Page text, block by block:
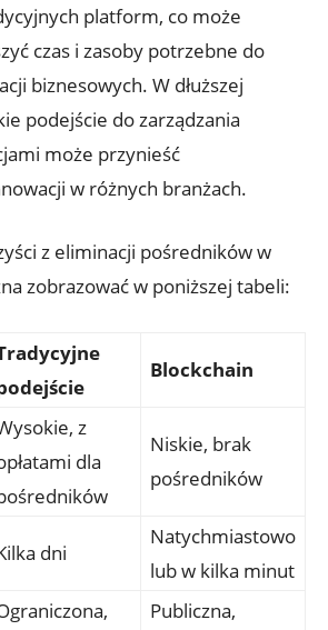
platform, ⁤co może
czas i zasoby ⁣potrzebne do
biznesowych. W‌ dłuższej⁢
podejście do⁣ zarządzania
może przynieść‌
w różnych branżach.
z eliminacji⁢ pośredników w
‌zobrazować w poniższej tabeli:
Blockchain
z⁤
dla
Niskie, brak
pośredników
dni
Natychmiastowo
lub⁣ w ‌kilka minut
Publiczna,